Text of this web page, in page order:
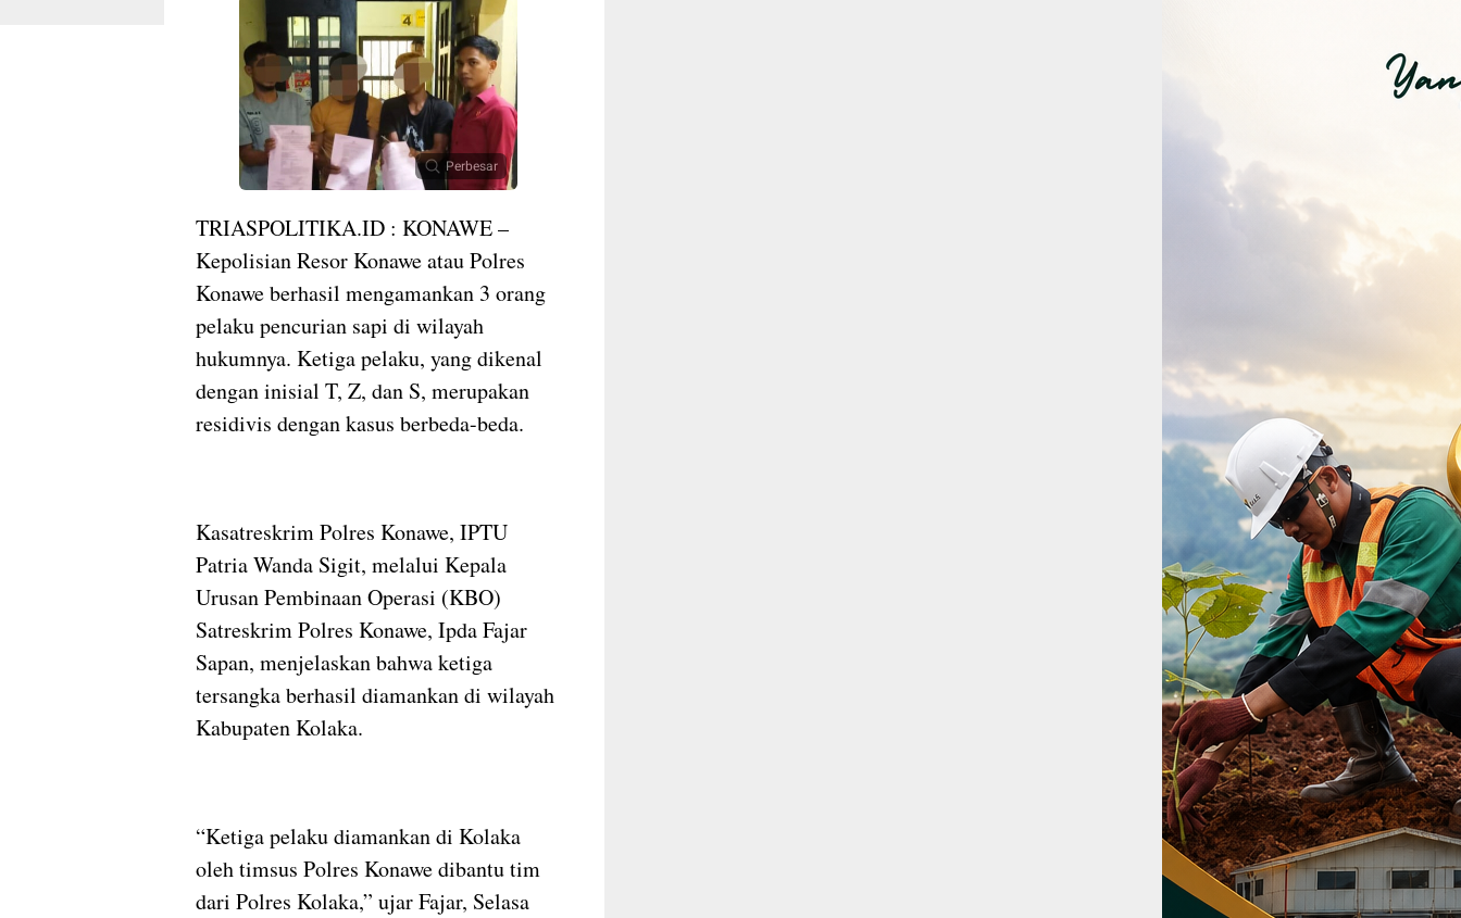
Perbesar
TRIASPOLITIKA.ID : KONAWE –
Kepolisian Resor Konawe atau Polres
Konawe berhasil mengamankan 3 orang
pelaku pencurian sapi di wilayah
hukumnya. Ketiga pelaku, yang dikenal
dengan inisial T, Z, dan S, merupakan
residivis dengan kasus berbeda-beda.
Kasatreskrim Polres Konawe, IPTU
Patria Wanda Sigit, melalui Kepala
Urusan Pembinaan Operasi (KBO)
Satreskrim Polres Konawe, Ipda Fajar
Sapan, menjelaskan bahwa ketiga
tersangka berhasil diamankan di wilayah
Kabupaten Kolaka.
“Ketiga pelaku diamankan di Kolaka
oleh timsus Polres Konawe dibantu tim
dari Polres Kolaka,” ujar Fajar, Selasa